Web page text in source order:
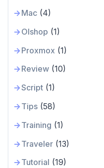
Mac(4)
Olshop (1)
Proxmox (1)
Review(10)
Script(1)
Tips(58)
Training (1)
Traveler(13)
Tutorial (19)